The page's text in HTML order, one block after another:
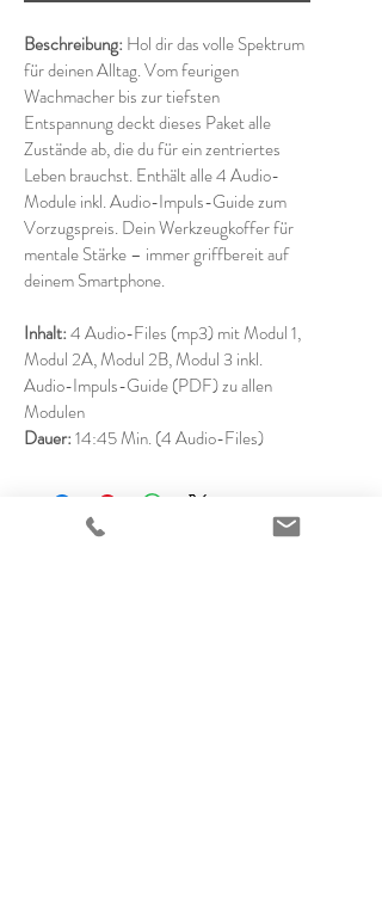
Beschreibung: Hol dir das volle Spektrum
für deinen Alltag. Vom feurigen
Wachmacher bis zur tiefsten
Entspannung deckt dieses Paket alle
Zustände ab, die du für ein zentriertes
Leben brauchst. Enthält alle 4 Audio-
Module inkl. Audio-Impuls-Guide zum
Vorzugspreis. Dein Werkzeugkoffer für
mentale Stärke – immer griffbereit auf
deinem Smartphone.
Inhalt: 4 Audio-Files (mp3) mit Modul 1,
Modul 2A, Modul 2B, Modul 3 inkl.
Audio-Impuls-Guide (PDF) zu allen
Modulen
Dauer: 14:45 Min. (4 Audio-Files)